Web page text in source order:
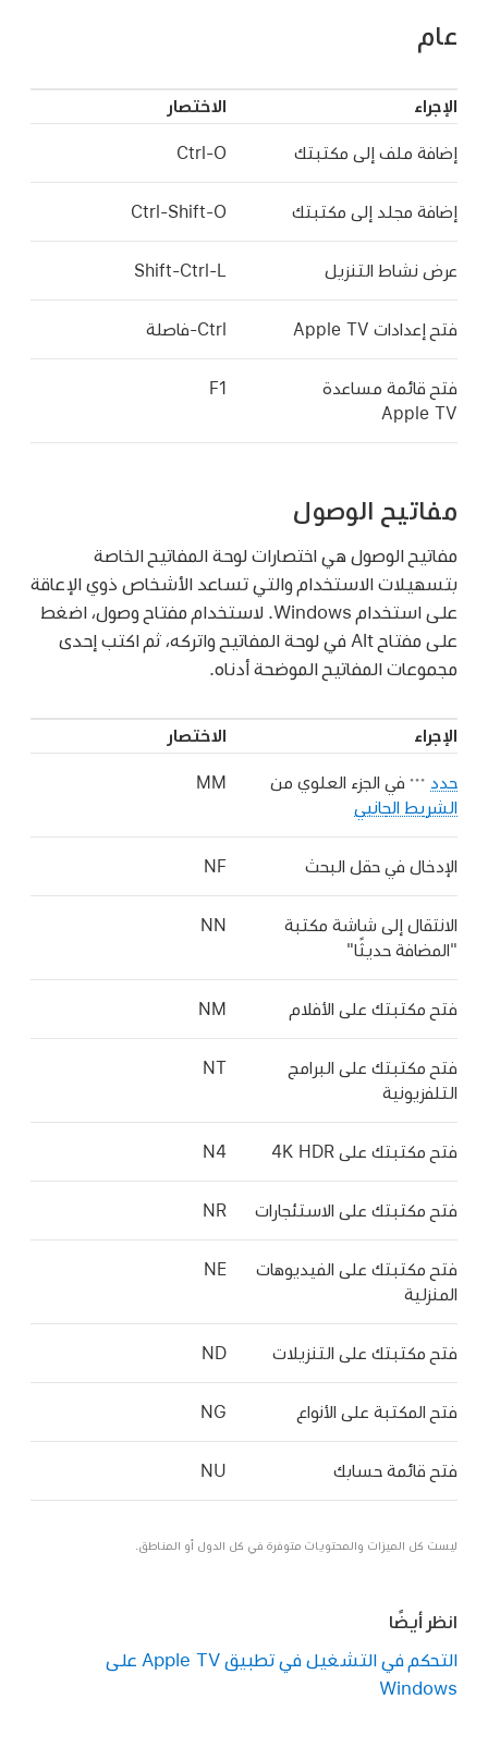
عام
الإجراء الاختصار
إضافة ملف إلى مكتبتك Ctrl-O
إضافة مجلد إلى مكتبتك Ctrl-Shift-O
عرض نشاط التنزيل Shift-Ctrl-L
فتح إعدادات Apple TV Ctrl-فاصلة
فتح قائمة مساعدة
Apple TV
F1
مفاتيح الوصول
مفاتيح الوصول هي اختصارات لوحة المفاتيح الخاصة
بتسهيلات الاستخدام والتي تساعد الأشخاص ذوي الإعاقة
على استخدام Windows. لاستخدام مفتاح وصول، اضغط
على مفتاح Alt في لوحة المفاتيح واتركه، ثم اكتب إحدى
مجموعات المفاتيح الموضحة أدناه.
الإجراء الاختصار
حدد
في الجزء العلوي من
الشريط الجانبي
MM
الإدخال في حقل البحث NF
الانتقال إلى شاشة مكتبة
"المضافة حديثًا"
NN
فتح مكتبتك على الأفلام NM
فتح مكتبتك على البرامج
التلفزيونية
NT
فتح مكتبتك على 4K HDR N4
فتح مكتبتك على الاستئجارات NR
فتح مكتبتك على الفيديوهات
المنزلية
NE
فتح مكتبتك على التنزيلات ND
فتح المكتبة على الأنواع NG
فتح قائمة حسابك NU
ليست كل الميزات والمحتويات متوفرة في كل الدول أو المناطق.
انظر أيضًا
التحكم في التشغيل في تطبيق Apple TV على
Windows